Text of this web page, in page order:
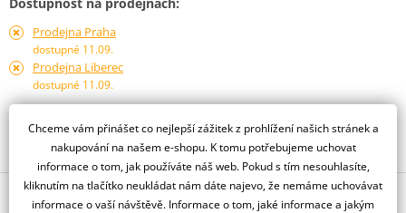
Prodejna Praha
dostupné 11.09.
Prodejna Liberec
dostupné 11.09.
Obraťte se na specialistu
Popis a parametry
Chceme vám přinášet co nejlepší zážitek z prohlížení našich stránek a
nakupování na našem e-shopu. K tomu potřebujeme uchovat
informace o tom, jak používáte náš web. Pokud s tím nesouhlasíte,
kliknutím na tlačítko neukládat nám dáte najevo, že nemáme uchovávat
informace o vaší návštěvě. Informace o tom, jaké informace a jakým